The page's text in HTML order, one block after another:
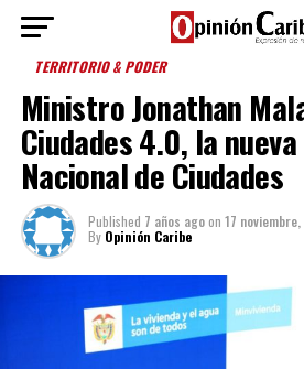
TERRITORIO & PODER
Ministro Jonathan
Ciudades 4.0, la
Nacional de Ciudades
Published 7 años agoon 17
By Opinión Caribe